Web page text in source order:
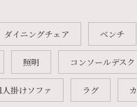
ダイニングチェア ベンチ
照明 コンソールデスク
人掛けソファ ラグ